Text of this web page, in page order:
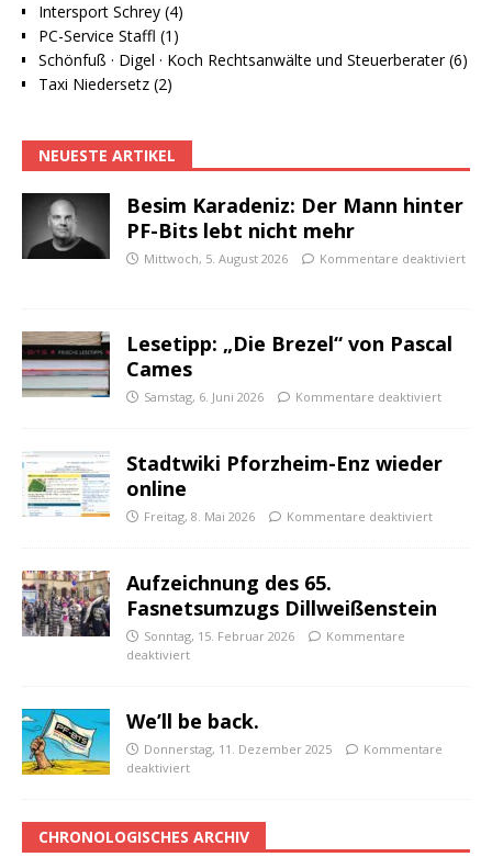
Intersport Schrey (4)
PC-Service Staffl (1)
Schönfuß · Digel · Koch Rechtsanwälte und Steuerberater (6)
Taxi Niedersetz (2)
NEUESTE ARTIKEL
Besim Karadeniz: Der Mann hinter
PF-Bits lebt nicht mehr
Mittwoch, 5. August 2026 Kommentare deaktiviert
Lesetipp: „Die Brezel“ von Pascal
Cames
Samstag, 6. Juni 2026 Kommentare deaktiviert
Stadtwiki Pforzheim-Enz wieder
online
Freitag, 8. Mai 2026 Kommentare deaktiviert
Aufzeichnung des 65.
Fasnetsumzugs Dillweißenstein
Sonntag, 15. Februar 2026
Kommentare
deaktiviert
We’ll be back.
Donnerstag, 11. Dezember 2025
Kommentare
deaktiviert
CHRONOLOGISCHES ARCHIV